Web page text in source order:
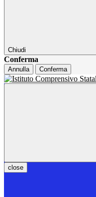
Chiudi
Conferma
Annulla Conferma
close